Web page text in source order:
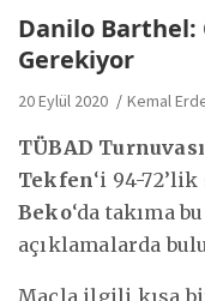
Danilo Barthel:
Gerekiyor
20 Eylül 2020 Kemal
TÜBAD Turnuvası
Tekfen‘i 94-
Beko‘da takıma
açıklamalarda
Maçla ilgili kısa